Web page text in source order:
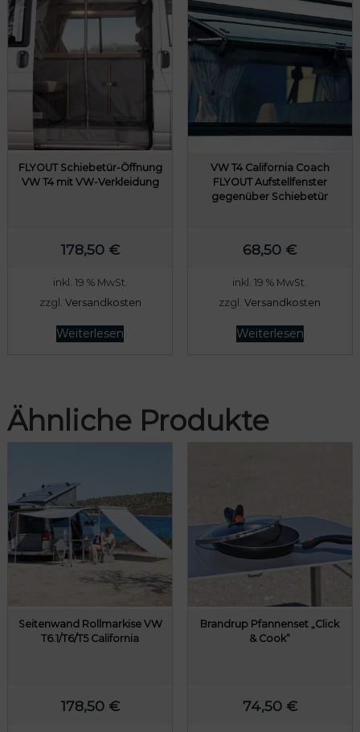
FLYOUT Schiebetür-Öffnung
VW T4 mit VW-Verkleidung
178,50 €
inkl. 19 % MwSt.
zzgl. Versandkosten
Weiterlesen
VW T4 California Coach
FLYOUT Aufstellfenster
gegenüber Schiebetür
68,50 €
inkl. 19 % MwSt.
zzgl.Versandkosten
Weiterlesen
Ähnliche Produkte
Seitenwand Rollmarkise VW
T6.1/T6/T5 California
178,50 €
Brandrup Pfannenset „Click
& Cook“
74,50 €